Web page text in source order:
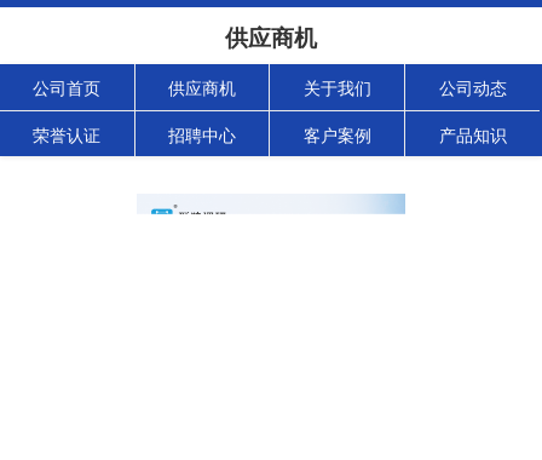
供应商机
公司首页 供应商机 关于我们 公司动态
荣誉认证 招聘中心 客户案例 产品知识